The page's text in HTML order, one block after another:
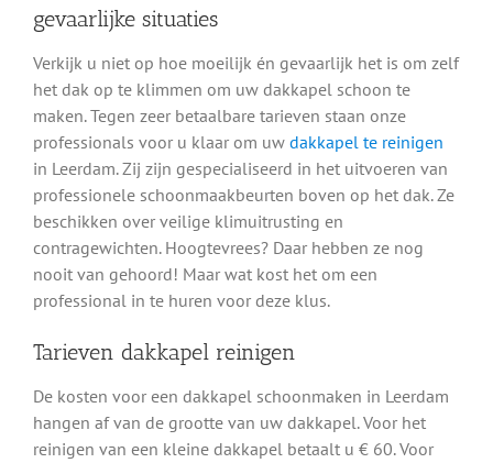
gevaarlijke situaties
Verkijk u niet op hoe moeilijk én gevaarlijk het is om zelf
het dak op te klimmen om uw dakkapel schoon te
maken. Tegen zeer betaalbare tarieven staan onze
professionals voor u klaar om uw dakkapel te reinigen
in Leerdam. Zij zijn gespecialiseerd in het uitvoeren van
professionele schoonmaakbeurten boven op het dak. Ze
beschikken over veilige klimuitrusting en
contragewichten. Hoogtevrees? Daar hebben ze nog
nooit van gehoord! Maar wat kost het om een
professional in te huren voor deze klus.
Tarieven dakkapel reinigen
De kosten voor een dakkapel schoonmaken in Leerdam
hangen af van de grootte van uw dakkapel. Voor het
reinigen van een kleine dakkapel betaalt u € 60. Voor